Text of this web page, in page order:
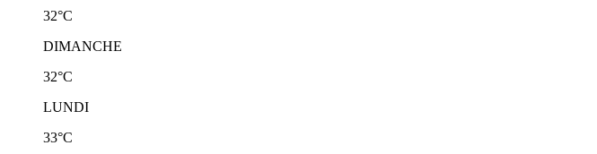
32°C
DIMANCHE
32°C
LUNDI
33°C